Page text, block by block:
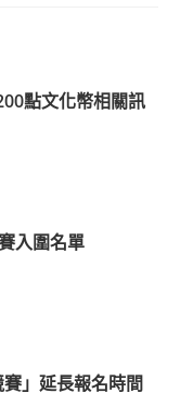
點文化幣相關訊
入圍名單
」延長報名時間